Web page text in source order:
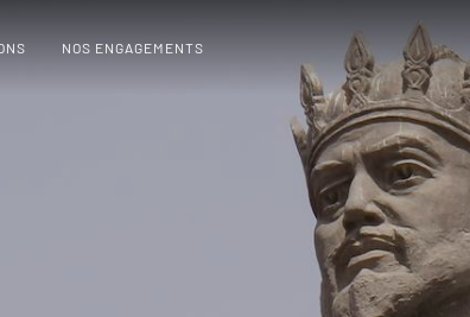
NOS ENGAGEMENTS